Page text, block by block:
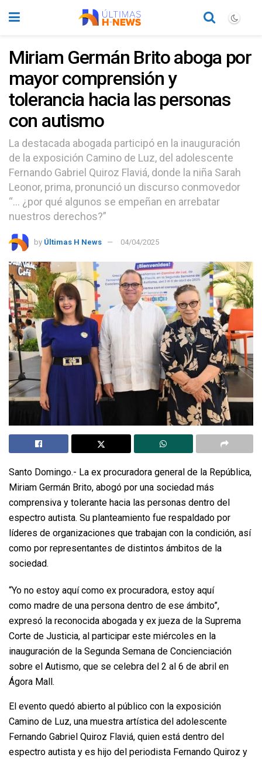
Miriam Germán Brito aboga por
mayor comprensión y
tolerancia hacia las personas
con autismo
La destacada abogada participó en la inauguración
de la exposición Camino de Luz, del adolescente
Fernando Gabriel Quiroz Flaviá, donde la niña Sarah
Leonor, prima, pronunció un discurso conmovedor
“… ¿por qué algunos se empeñan en arrebatar
nuestros derechos?”
by Últimas H News 04/04/2025
Santo Domingo.- La ex procuradora general de la República,
Miriam Germán Brito, abogó por una sociedad más
comprensiva y tolerante hacia las personas dentro del
espectro autista. Su planteamiento fue respaldado por
líderes de organizaciones que trabajan con la condición, así
como por representantes de distintos ámbitos de la
sociedad.
“Yo no estoy aquí como ex procuradora, estoy aquí
como madre de una persona dentro de ese ámbito”,
expresó la reconocida abogada y ex jueza de la Suprema
Corte de Justicia, al participar este miércoles en la
inauguración de la Segunda Semana de Concienciación
sobre el Autismo, que se celebra del 2 al 6 de abril en
Ágora Mall.
El evento quedó abierto al público con la exposición
Camino de Luz, una muestra artística del adolescente
Fernando Gabriel Quiroz Flaviá, quien está dentro del
espectro autista y es hijo del periodista Fernando Quiroz y